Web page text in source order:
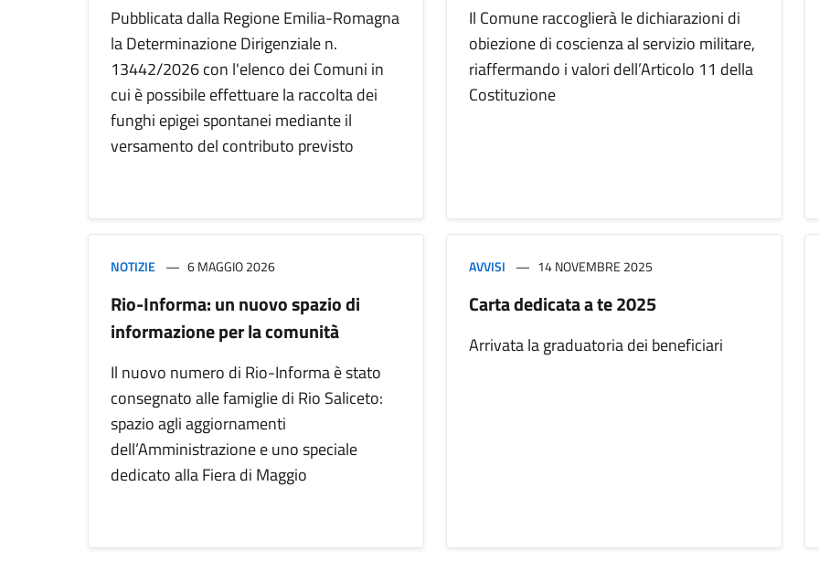
Pubblicata dalla Regione Emilia-Romagna
la Determinazione Dirigenziale n.
13442/2026 con l'elenco dei Comuni in
cui è possibile effettuare la raccolta dei
funghi epigei spontanei mediante il
versamento del contributo previsto
Il Comune raccoglierà le dichiarazioni di
obiezione di coscienza al servizio militare,
riaffermando i valori dell’Articolo 11 della
Costituzione
NOTIZIE 6 MAGGIO 2026
Rio-Informa: un nuovo spazio di
informazione per la comunità
Il nuovo numero di Rio-Informa è stato
consegnato alle famiglie di Rio Saliceto:
spazio agli aggiornamenti
dell’Amministrazione e uno speciale
dedicato alla Fiera di Maggio
AVVISI 14 NOVEMBRE 2025
Carta dedicata a te 2025
Arrivata la graduatoria dei beneficiari